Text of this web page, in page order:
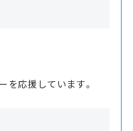
を応援しています。